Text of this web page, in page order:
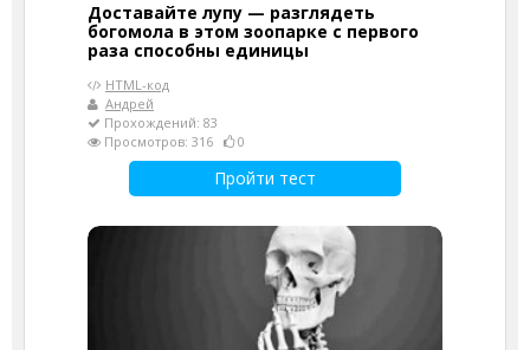
Доставайте лупу — разглядеть
богомола в этом зоопарке с первого
раза способны единицы
HTML-код
Андрей
Прохождений: 83
Просмотров: 316
0
Пройти тест